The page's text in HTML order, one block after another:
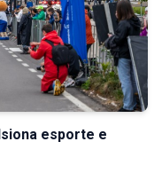
esporte e